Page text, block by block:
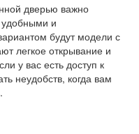
дверью важно
и
будут модели с
легкое открывание и
у вас есть доступ к
неудобств, когда вам